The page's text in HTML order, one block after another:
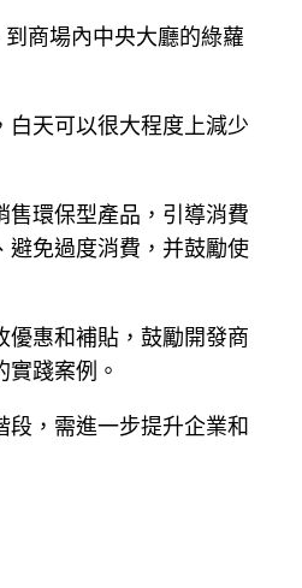
商場內中央大廳的綠蘿
白天可以很大程度上減少
售環保型產品，引導消費
避免過度消費，并鼓勵使
優惠和補貼，鼓勵開發商
踐案例。
，需進一步提升企業和